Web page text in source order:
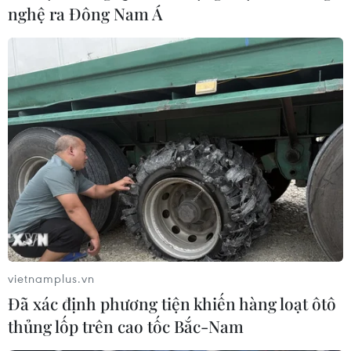
Bánh xèo tôm nhảy - món ăn phải
thử khi đến Quy Nhơn
Chưa có bằng chứng truyền máu trẻ
giúp chống lão hóa
06/08/2026 23:16
Xung đột Israel-Hamas: Ít nhất 300
trẻ em thiệt mạng trong 300 ngày
qua
06/08/2026 22:56
Nước thải từ máy bay có thể giúp
nghệ ra Đông Nam Á
vietnamplus.vn
Đã xác định phương tiện khiến hàng loạt ôtô
thủng lốp trên cao tốc Bắc-Nam